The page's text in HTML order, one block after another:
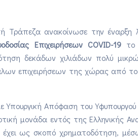
Τράπεζα ανακοίνωσε την έναρξη
Επιχειρήσεων COVID-19το
δεκάδων χιλιάδων πολύ
επιχειρήσεων της χώρας από το
Υπουργική Απόφαση του Υφυπουργού
μονάδα εντός της Ελληνικής
έχει ως σκοπό χρηματοδότηση,